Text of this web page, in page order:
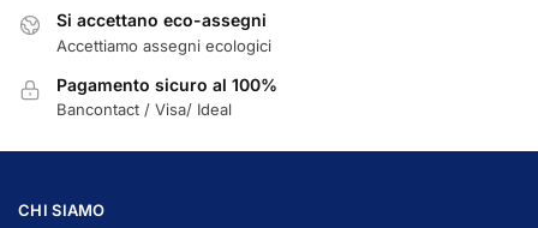
Si accettano eco-assegni
Accettiamo assegni ecologici
Pagamento sicuro al 100%
Bancontact / Visa/ Ideal
CHI SIAMO